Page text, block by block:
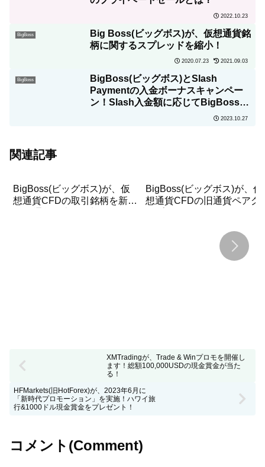
2022.10.23
BigBoss
Big Boss(ビッグボス)が、仮想通貨銘
柄に関するスプレッドを縮小！
2020.07.23 2021.09.03
BigBoss
BigBoss(ビッグボス)とSlash
Paymentの入金ボーナスキャンペー
ン！Slash入金額に応じてBigBossポ
イントと限定OATがもらえる！2023.10.27
関連記事
BigBoss(ビッグボス)が、仮
想通貨CFDの取引銘柄を新た
BigBoss(ビッグボス)が、仮
想通貨CFDの旧通貨ペアグ
XMTradingが、Trade & Winプロモを開催し
ます！総額100,000USDの現金賞金が当た
る！
HFMarkets(旧HotForex)が、2023年6月に
「新時代プロモーション」を実施！ハワイ旅
行&1000ドル現金賞金をプレゼント！
コメント(Comment)